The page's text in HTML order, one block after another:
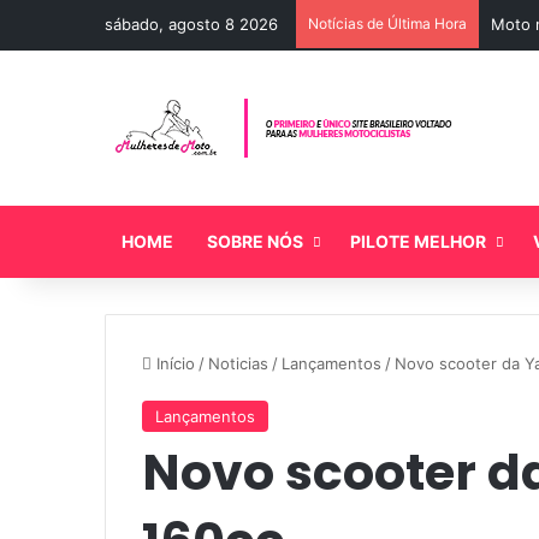
sábado, agosto 8 2026 Notícias de Última Hora Moto
HOME SOBRE NÓS PILOTE MELHOR
Início / Noticias / Lançamentos / Novo scooter da
Lançamentos
Novo scooter